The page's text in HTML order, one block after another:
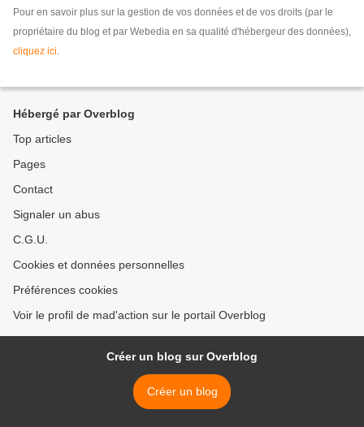
Pour en savoir plus sur la gestion de vos données et de vos droits (par le
propriétaire du blog et par Webedia en sa qualité d'hébergeur des données),
cliquez ici.
Hébergé par Overblog
Top articles
Pages
Contact
Signaler un abus
C.G.U.
Cookies et données personnelles
Préférences cookies
Voir le profil de mad'action sur le portail Overblog
Créer un blog sur Overblog
Créer un blog